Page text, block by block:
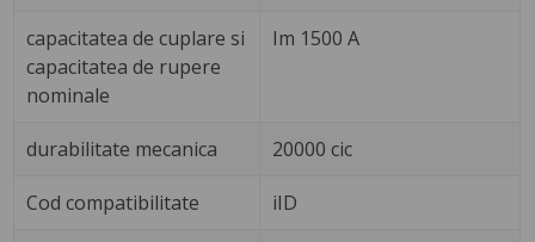
capacitatea de cuplare si
capacitatea de rupere
nominale
Im 1500 A
durabilitate mecanica 20000 cic
Cod compatibilitate iID